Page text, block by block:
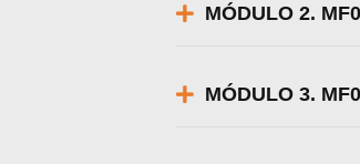
MÓDULO 2.
MÓDULO 3.